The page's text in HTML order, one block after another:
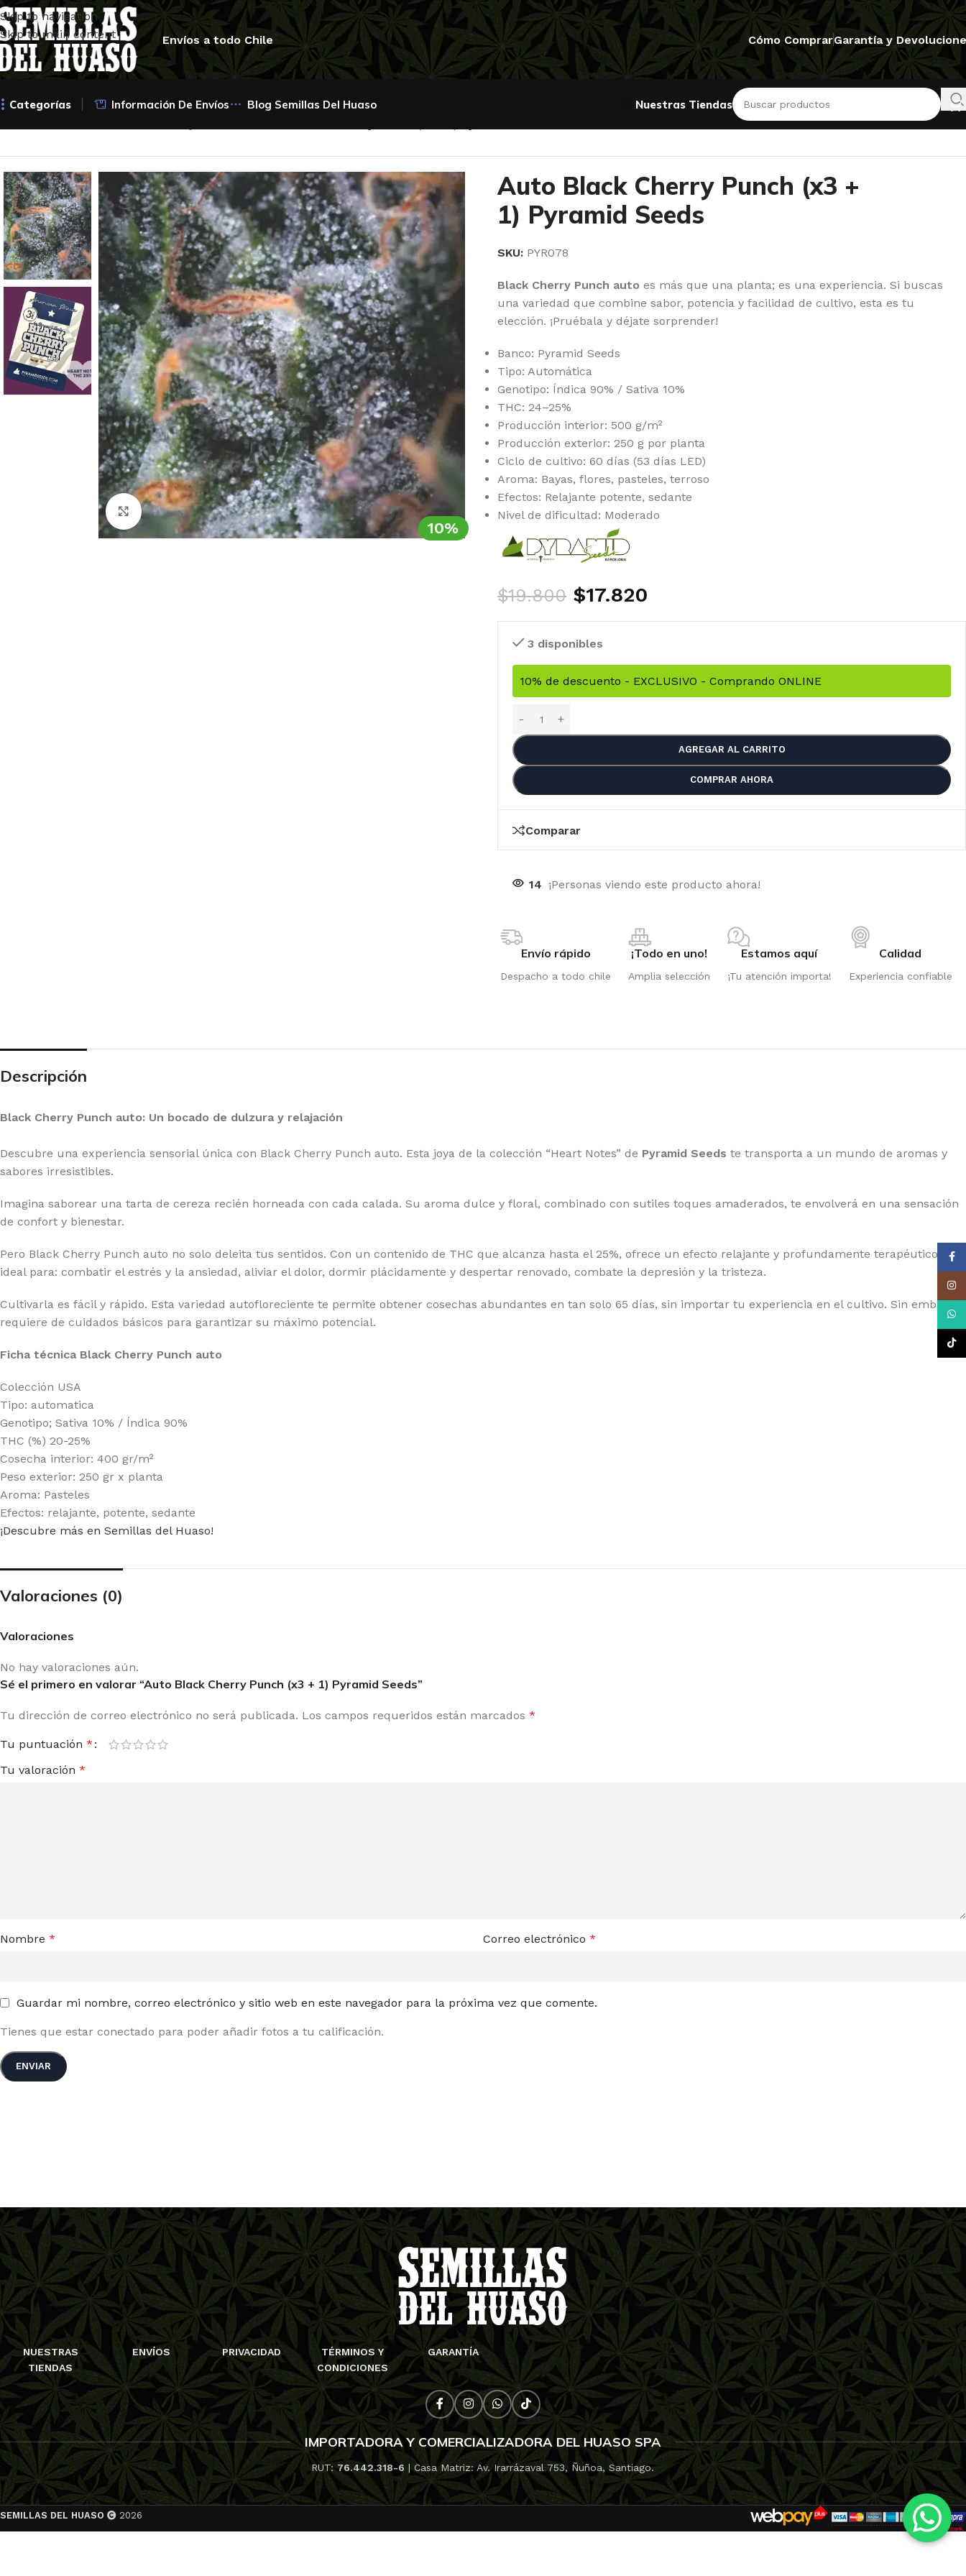
Skip to navigation
Skip to main content
Envíos a todo Chile Cómo ComprarGarantía y
Categorías
BUDDHA SEEDS
GENETICS
SEEDS
HUMBOLDT SEEDS COMPANY
MEDICAL SEEDS
RIPPER SEEDS
ROYAL QUEEN SEEDS
SENSI SEEDS
SUPER SATIVA SEEDS
TRIKOMA SEEDS
Información De Envíos Blog Semillas Del Huaso
Nuestras Tiendas
10%
Clic para ampliar
Auto Black Cherry Punch (x3 +
1) Pyramid Seeds
SKU: PYR078
Black Cherry Punch auto es más que una planta; es una experiencia. Si buscas
una variedad que combine sabor, potencia y facilidad de cultivo, esta es tu
elección. ¡Pruébala y déjate sorprender!
Banco: Pyramid Seeds
Tipo: Automática
Genotipo: Índica 90% / Sativa 10%
THC: 24–25%
Producción interior: 500 g/m²
Producción exterior: 250 g por planta
Ciclo de cultivo: 60 días (53 días LED)
Aroma: Bayas, flores, pasteles, terroso
Efectos: Relajante potente, sedante
Nivel de dificultad: Moderado
$19.800 $17.820
3 disponibles
10% de descuento - EXCLUSIVO - Comprando ONLINE
AGREGAR AL CARRITO
COMPRAR AHORA
Comparar
14 ¡Personas viendo este producto ahora!
Envío rápido
Despacho a todo chile
¡Todo en uno!
Amplia selección
Estamos aquí
¡Tu atención importa!
Calidad
Experiencia confiable
Descripción
Black Cherry Punch auto: Un bocado de dulzura y relajación
Descubre una experiencia sensorial única con Black Cherry Punch auto. Esta joya de la colección “Heart Notes” de Pyramid Seeds te transporta a un mundo de aromas y
sabores irresistibles.
Imagina saborear una tarta de cereza recién horneada con cada calada. Su aroma dulce y floral, combinado con sutiles toques amaderados, te envolverá en una sensación
de confort y bienestar.
Pero Black Cherry Punch auto no solo deleita tus sentidos. Con un contenido de THC que alcanza hasta el 25%, ofrece un efecto relajante y profundamente terapéutico,
ideal para: combatir el estrés y la ansiedad, aliviar el dolor, dormir plácidamente y despertar renovado, combate la depresión y la tristeza.
Cultivarla es fácil y rápido. Esta variedad autofloreciente te permite obtener cosechas abundantes en tan solo 65 días, sin importar tu experiencia en el cultivo. Sin embargo,
requiere de cuidados básicos para garantizar su máximo potencial.
Ficha técnica Black Cherry Punch auto
Colección USA
Tipo: automatica
Genotipo; Sativa 10% / Índica 90%
THC (%) 20-25%
Cosecha interior: 400 gr/m²
Peso exterior: 250 gr x planta
Aroma: Pasteles
Efectos: relajante, potente, sedante
¡Descubre más en Semillas del Huaso!
Valoraciones (0)
Valoraciones
No hay valoraciones aún.
Sé el primero en valorar “Auto Black Cherry Punch (x3 + 1) Pyramid Seeds”
Tu dirección de correo electrónico no será publicada. Los campos requeridos están marcados *
Tu puntuación *
Tu valoración *
Nombre * Correo electrónico *
Guardar mi nombre, correo electrónico y sitio web en este navegador para la próxima vez que comente.
Tienes que estar conectado para poder añadir fotos a tu calificación.
NUESTRAS
TIENDAS
ENVÍOS PRIVACIDAD
TÉRMINOS Y
CONDICIONES
GARANTÍA
IMPORTADORA Y COMERCIALIZADORA DEL HUASO SPA
RUT:76.442.318-6 | Casa Matriz: Av. Irarrázaval 753, Ñuñoa, Santiago.
SEMILLAS DEL HUASO 2026